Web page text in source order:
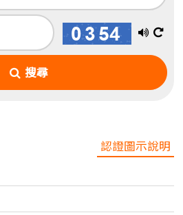
播
放
音
換
張
搜尋
認證圖示說明